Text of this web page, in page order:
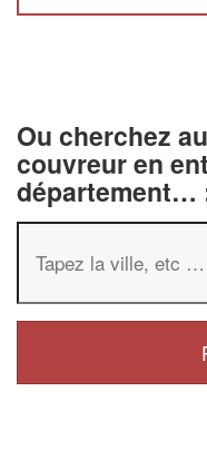
Ou cherchez
couvreur en
département…